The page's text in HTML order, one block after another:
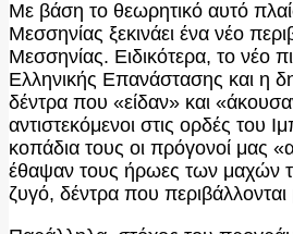
Με βάση το θεωρητικό αυτό
Μεσσηνίας ξεκινάει ένα νέο
Μεσσηνίας. Ειδικότερα, το νέο
Ελληνικής Επανάστασης και η
δέντρα που «είδαν» και
αντιστεκόμενοι στις ορδές
κοπάδια τους οι πρόγονοί μας
έθαψαν τους ήρωες των μαχών
ζυγό, δέντρα που